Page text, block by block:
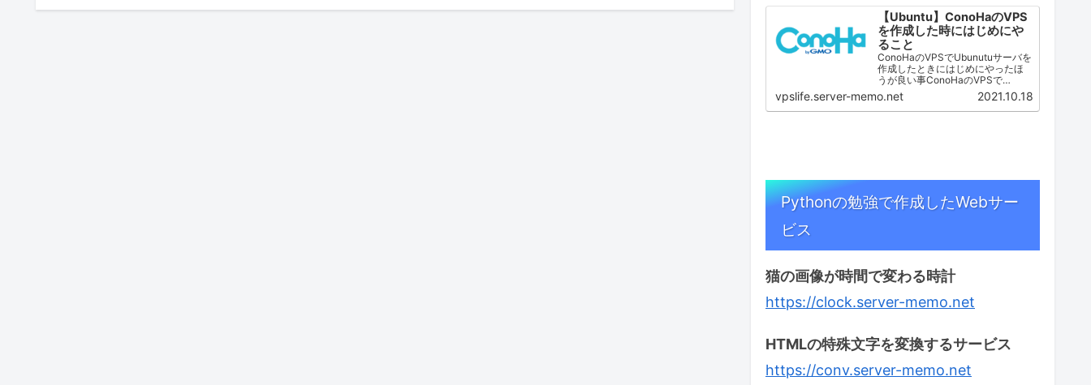
【Ubuntu】ConoHaのVPS
を作成した時にはじめにや
ること
ConoHaのVPSでUbunutuサーバを
作成したときにはじめにやったほ
うが良い事ConoHaのVPSで
Ubuntu Serverを作成した時に私が
最初に行っている作業です。 一般
ユーザの作成 SSHサーバ設定
vpslife.server-memo.net 2021.10.18
Pythonの勉強で作成したWebサー
ビス
猫の画像が時間で変わる時計
https://clock.server-memo.net
HTMLの特殊文字を変換するサービス
https://conv.server-memo.net